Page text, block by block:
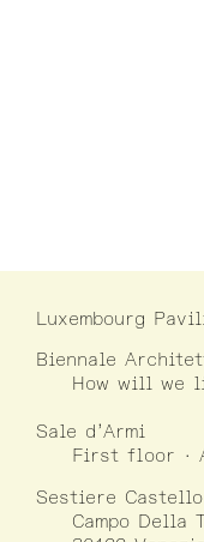
Luxembourg
Biennale
How will we
Sale d’Armi
First floor ·
Sestiere
Campo Della